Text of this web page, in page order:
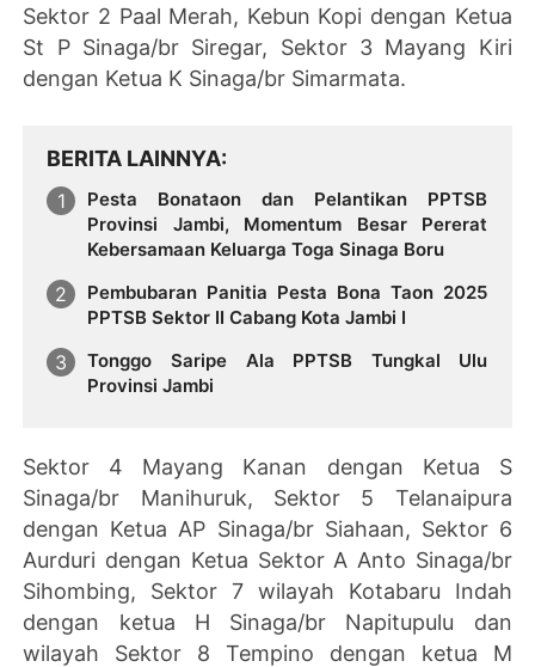
Sektor 2 Paal Merah, Kebun Kopi dengan Ketua
St P Sinaga/br Siregar, Sektor 3 Mayang Kiri
dengan Ketua K Sinaga/br Simarmata.
BERITA LAINNYA
Pesta Bonataon dan Pelantikan PPTSB
Provinsi Jambi, Momentum Besar Pererat
Kebersamaan Keluarga Toga Sinaga Boru
Pembubaran Panitia Pesta Bona Taon 2025
PPTSB Sektor II Cabang Kota Jambi I
Tonggo Saripe Ala PPTSB Tungkal Ulu
Provinsi Jambi
Sektor 4 Mayang Kanan dengan Ketua S
Sinaga/br Manihuruk, Sektor 5 Telanaipura
dengan Ketua AP Sinaga/br Siahaan, Sektor 6
Aurduri dengan Ketua Sektor A Anto Sinaga/br
Sihombing, Sektor 7 wilayah Kotabaru Indah
dengan ketua H Sinaga/br Napitupulu dan
wilayah Sektor 8 Tempino dengan ketua M